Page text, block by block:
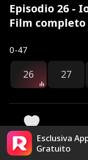
Episodio 26 -
Film completo
0-47
26 27
88 Esclusiva
Gratuito